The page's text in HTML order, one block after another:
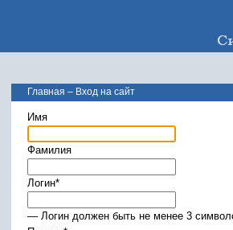
Главная – Вход на сайт
Имя
Фамилия
Логин*
— Логин должен быть не менее 3